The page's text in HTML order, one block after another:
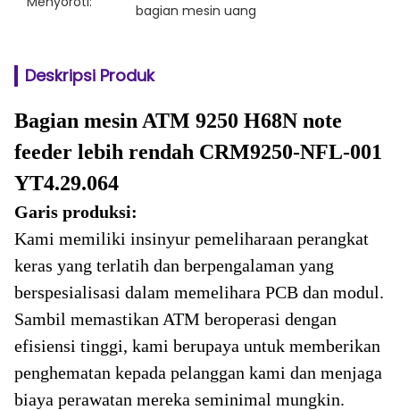
bagian mesin uang
Deskripsi Produk
Bagian mesin ATM 9250 H68N note
feeder lebih rendah CRM9250-NFL-001
YT4.29.064
Garis produksi:
Kami memiliki insinyur pemeliharaan perangkat
keras yang terlatih dan berpengalaman yang
berspesialisasi dalam memelihara PCB dan modul.
Sambil memastikan ATM beroperasi dengan
efisiensi tinggi, kami berupaya untuk memberikan
penghematan kepada pelanggan kami dan menjaga
biaya perawatan mereka seminimal mungkin.